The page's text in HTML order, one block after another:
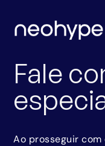
Fale
Ao prosseguir